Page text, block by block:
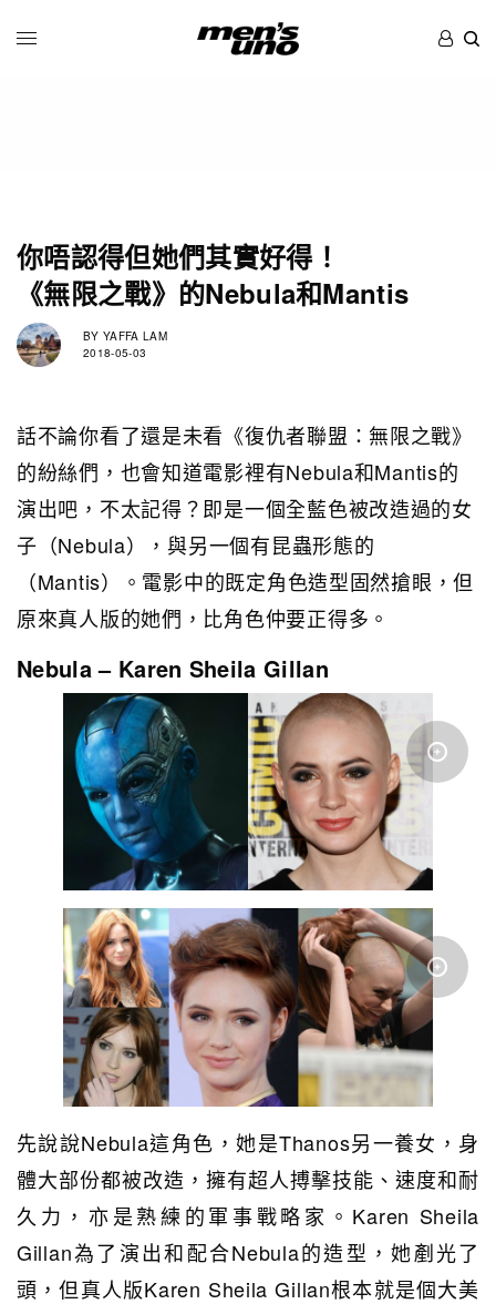
你唔認得但她們其實好得！
《無限之戰》的Nebula和Mantis
BY YAFFA LAM
2018-05-03
話不論你看了還是未看《復仇者聯盟：無限之戰》
的紛絲們，也會知道電影裡有Nebula和Mantis的
演出吧，不太記得？即是一個全藍色被改造過的女
子（Nebula），與另一個有昆蟲形態的
（Mantis）。電影中的既定角色造型固然搶眼，但
原來真人版的她們，比角色仲要正得多。
Nebula – Karen Sheila Gillan
先說說Nebula這角色，她是Thanos另一養女，身
體大部份都被改造，擁有超人搏擊技能、速度和耐
久力，亦是熟練的軍事戰略家。Karen Sheila
Gillan為了演出和配合Nebula的造型，她剷光了
頭，但真人版Karen Sheila Gillan根本就是個大美